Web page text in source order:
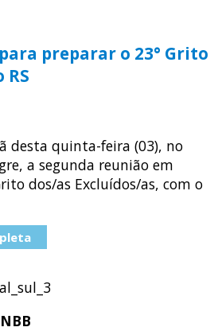
preparar o 23° Grito
RS
desta quinta-feira (03), no
a segunda reunião em
dos/as Excluídos/as, com o